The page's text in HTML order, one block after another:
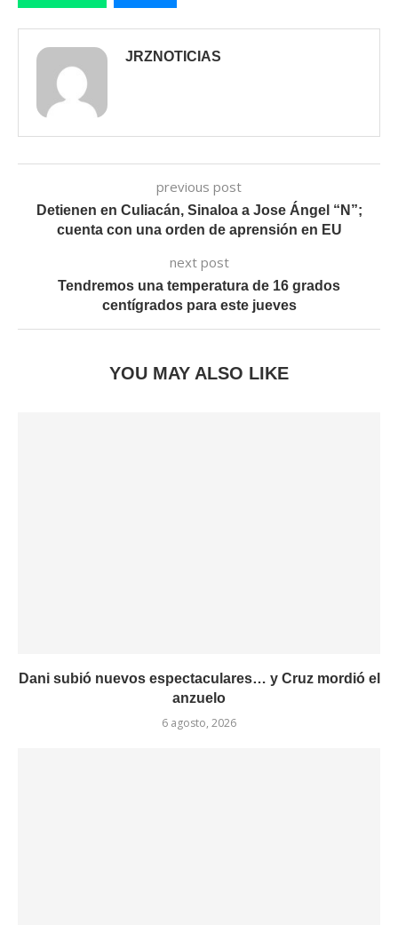
JRZNOTICIAS
previous post
Detienen en Culiacán, Sinaloa a Jose Ángel “N”;
cuenta con una orden de aprensión en EU
next post
Tendremos una temperatura de 16 grados
centígrados para este jueves
YOU MAY ALSO LIKE
Dani subió nuevos espectaculares… y Cruz mordió el
anzuelo
6 agosto, 2026